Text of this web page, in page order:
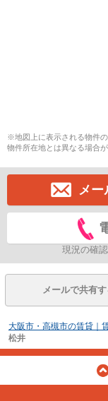
※地図上に表示される物件
物件所在地とは異なる場合が
メー
現況の確
メールで共有す
大阪市・高槻市の賃貸｜
松井